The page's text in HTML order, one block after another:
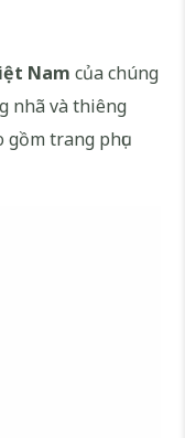
Nam của chúng
nhã và thiêng
trang phục